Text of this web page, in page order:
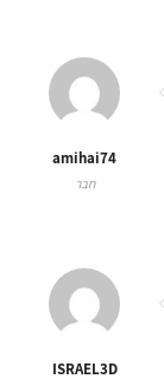
amihai74
חבר
ISRAEL3D